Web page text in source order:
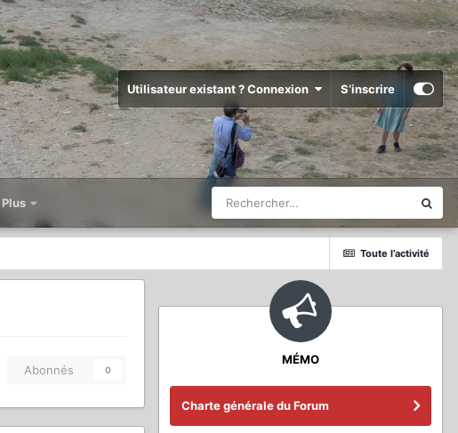
Utilisateur existant ? Connexion S’inscrire
Plus
Toute l’activité
Abonnés 0
MÉMO
Charte générale du Forum